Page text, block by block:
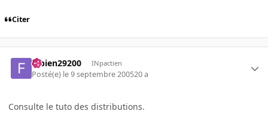
Citer
fabien29200 INpactien
Posté(e) le 9 septembre 200520 a
Consulte le tuto des distributions.